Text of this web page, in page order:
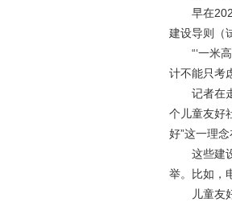
早在
建设导则（
“‘一米
计不能只考
记者在
个儿童友好
好”这一理念
这些建
举。比如，
儿童友